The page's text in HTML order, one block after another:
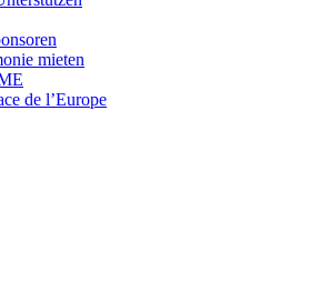
mieten
de l’Europe